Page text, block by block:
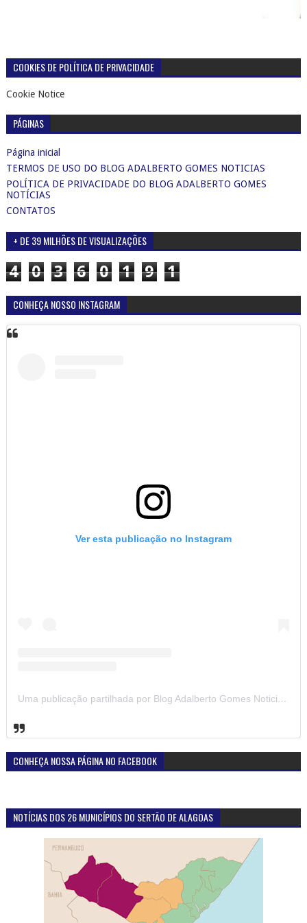
COOKIES DE POLÍTICA DE PRIVACIDADE
Cookie Notice
PÁGINAS
Página inicial
TERMOS DE USO DO BLOG ADALBERTO GOMES NOTICIAS
POLÍTICA DE PRIVACIDADE DO BLOG ADALBERTO GOMES
NOTÍCIAS
CONTATOS
+ DE 39 MILHÕES DE VISUALIZAÇÕES
4 0 3 6 0 1 9 1
CONHEÇA NOSSO INSTAGRAM
Ver esta publicação no Instagram
Uma publicação partilhada por Blog Adalberto Gomes Noticias (@blogadalbertogomesnoticiass)
CONHEÇA NOSSA PÁGINA NO FACEBOOK
NOTÍCIAS DOS 26 MUNICÍPIOS DO SERTÃO DE ALAGOAS